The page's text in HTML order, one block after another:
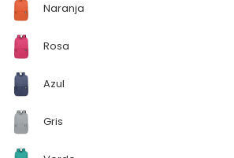
Naranja
Rosa
Azul
Gris